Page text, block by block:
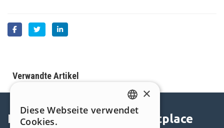
Verwandte Artikel
Help Center Marketplace
ENGLISH
×
Diese Webseite verwendet
Cookies.